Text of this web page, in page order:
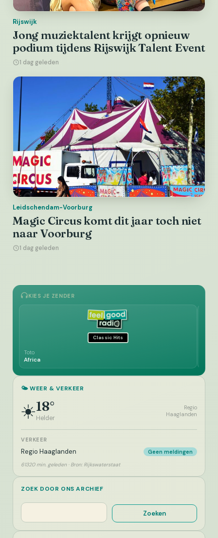
Rijswijk
Jong muziektalent krijgt opnieuw
podium tijdens Rijswijk Talent Event
1 dag geleden
Leidschendam-Voorburg
Magic Circus komt dit jaar toch niet
naar Voorburg
1 dag geleden
KIES JE ZENDER
Classic Hits
Toto
Africa
🌤️ WEER & VERKEER
☀️18°
Helder
Regio
Haaglanden
VERKEER
Regio Haaglanden Geen meldingen
61320 min. geleden · Bron: Rijkswaterstaat
ZOEK DOOR ONS ARCHIEF
Zoeken
Zoeken